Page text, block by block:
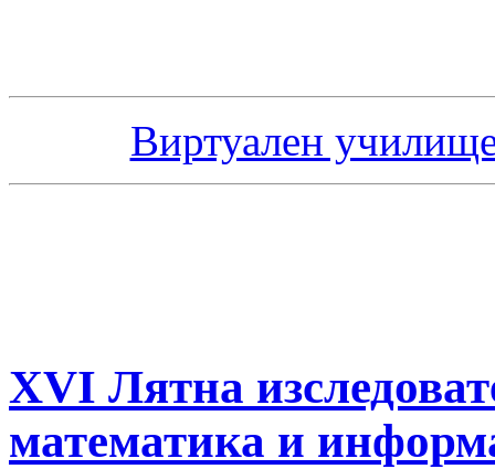
Виртуален
XVI Лятна
математика и